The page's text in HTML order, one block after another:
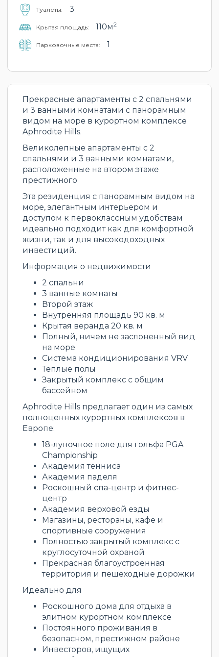
Туалеты: 3
Крытая площадь: 110м2
Парковочные места: 1
Прекрасные апартаменты с 2 спальнями
и 3 ванными комнатами с панорамным
видом на море в курортном комплексе
Aphrodite Hills.
Великолепные апартаменты с 2
спальнями и 3 ванными комнатами,
расположенные на втором этаже
престижного
Эта резиденция с панорамным видом на
море, элегантным интерьером и
доступом к первоклассным удобствам
идеально подходит как для комфортной
жизни, так и для высокодоходных
инвестиций.
Информация о недвижимости
2 спальни
3 ванные комнаты
Второй этаж
Внутренняя площадь 90 кв. м
Крытая веранда 20 кв. м
Полный, ничем не заслоненный вид
на море
Система кондиционирования VRV
Тёплые полы
Закрытый комплекс с общим
бассейном
Aphrodite Hills предлагает один из самых
полноценных курортных комплексов в
Европе:
18-луночное поле для гольфа PGA
Championship
Академия тенниса
Академия паделя
Роскошный спа-центр и фитнес-
центр
Академия верховой езды
Магазины, рестораны, кафе и
спортивные сооружения
Полностью закрытый комплекс с
круглосуточной охраной
Прекрасная благоустроенная
территория и пешеходные дорожки
Идеально для
Роскошного дома для отдыха в
элитном курортном комплексе
Постоянного проживания в
безопасном, престижном районе
Инвесторов, ищущих